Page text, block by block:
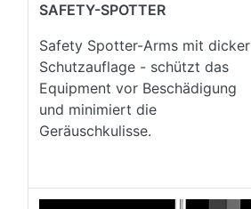
SAFETY-SPOTTER
Safety Spotter-Arms mit dicker
Schutzauflage - schützt das
Equipment vor Beschädigung
und minimiert die
Geräuschkulisse.